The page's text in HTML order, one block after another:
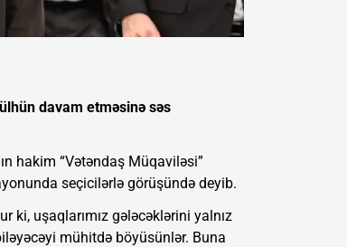
davam etməsinə səs
hakim “Vətəndaş Müqaviləsi”
seçicilərlə görüşündə deyib.
uşaqlarımız gələcəklərini yalnız
mühitdə böyüsünlər. Buna